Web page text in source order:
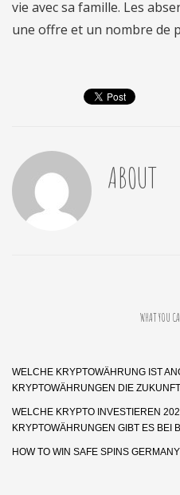
vie avec sa famille. Les
une offre et un nombre de
ABOUT
WHAT YOU
WELCHE KRYPTOWÄHRUNG IST
KRYPTOWÄHRUNGEN DIE
WELCHE KRYPTO INVESTIEREN
KRYPTOWÄHRUNGEN GIBT ES BEI
HOW TO WIN SAFE SPINS